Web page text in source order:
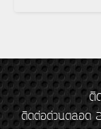
ติด
ติดต่อด่วนตลอด